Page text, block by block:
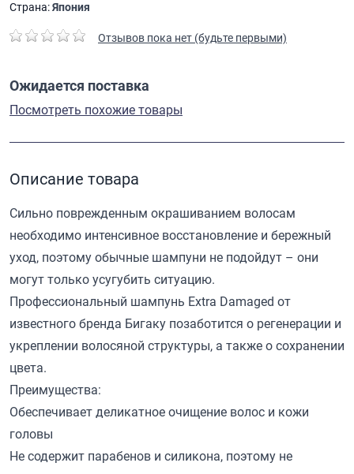
Страна:Япония
Отзывов пока нет (будьте первыми)
Ожидается поставка
Посмотреть похожие товары
Описание товара
Сильно поврежденным окрашиванием волосам
необходимо интенсивное восстановление и бережный
уход, поэтому обычные шампуни не подойдут – они
могут только усугубить ситуацию.
Профессиональный шампунь Extra Damaged от
известного бренда Бигаку позаботится о регенерации и
укреплении волосяной структуры, а также о сохранении
цвета.
Преимущества:
Обеспечивает деликатное очищение волос и кожи
головы
Не содержит парабенов и силикона, поэтому не